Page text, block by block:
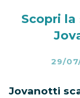
Scopri
29/
Jovanotti